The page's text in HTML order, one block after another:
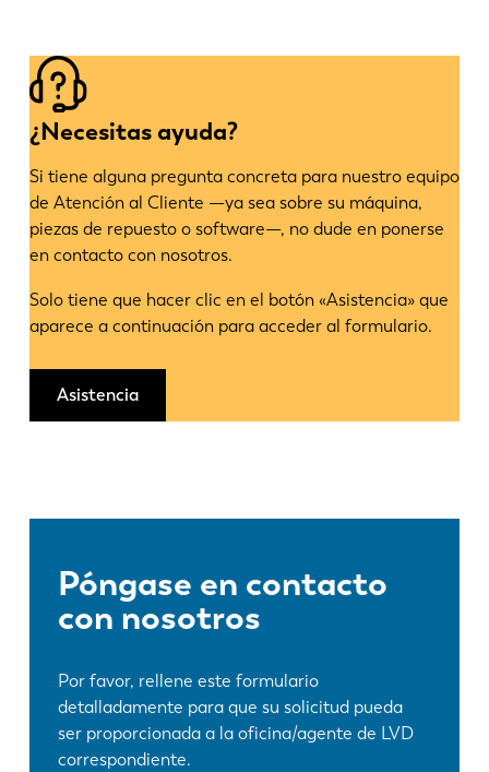
¿Necesitas ayuda?
Si tiene alguna pregunta concreta para nuestro equipo
de Atención al Cliente —ya sea sobre su máquina,
piezas de repuesto o software—, no dude en ponerse
en contacto con nosotros.
Solo tiene que hacer clic en el botón «Asistencia» que
aparece a continuación para acceder al formulario.
Asistencia
Póngase en contacto
con nosotros
Por favor, rellene este formulario
detalladamente para que su solicitud pueda
ser proporcionada a la oficina/agente de LVD
correspondiente.